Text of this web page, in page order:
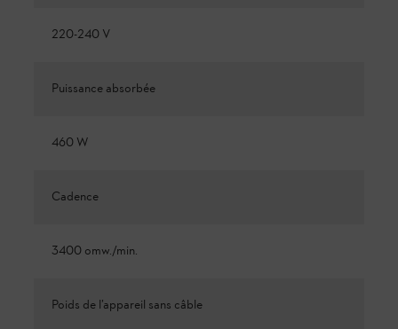
220-240 V
Puissance absorbée
460 W
Cadence
3400 omw./min.
Poids de l’appareil sans câble